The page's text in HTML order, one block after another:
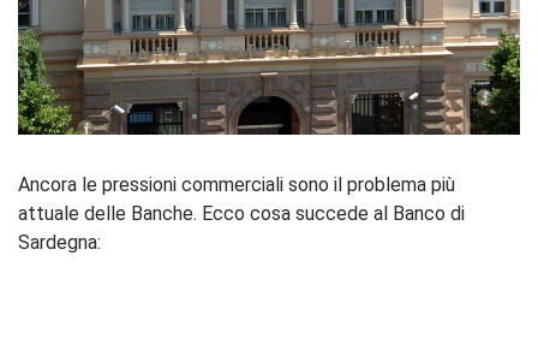
Ancora le pressioni commerciali sono il problema più
attuale delle Banche. Ecco cosa succede al Banco di
Sardegna: